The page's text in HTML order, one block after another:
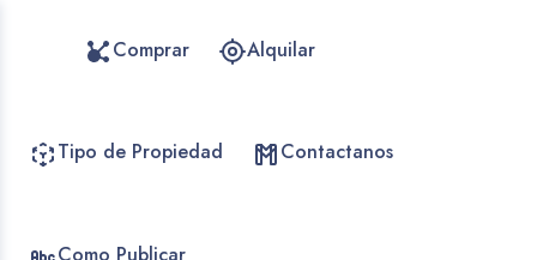
Comprar Alquilar
Tipo de Propiedad Contactanos
Como Publicar